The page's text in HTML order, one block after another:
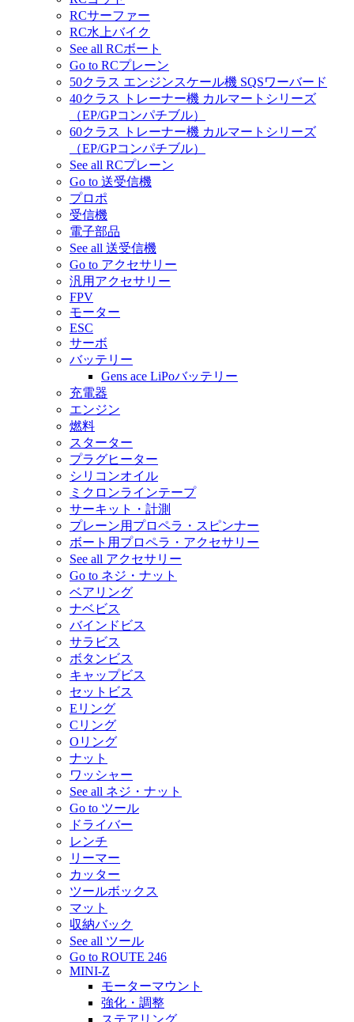
RCサーファー
RC水上バイク
See all RCボート
Go to RCプレーン
50クラス エンジンスケール機 SQSワーバード
40クラス トレーナー機 カルマートシリーズ
（EP/GPコンパチブル）
60クラス トレーナー機 カルマートシリーズ
（EP/GPコンパチブル）
See all RCプレーン
Go to 送受信機
プロポ
受信機
電子部品
See all 送受信機
Go to アクセサリー
汎用アクセサリー
FPV
モーター
ESC
サーボ
バッテリー
Gens ace LiPoバッテリー
充電器
エンジン
燃料
スターター
プラグヒーター
シリコンオイル
ミクロンラインテープ
サーキット・計測
プレーン用プロペラ・スピンナー
ボート用プロペラ・アクセサリー
See all アクセサリー
Go to ネジ・ナット
ベアリング
ナベビス
バインドビス
サラビス
ボタンビス
キャップビス
セットビス
Eリング
Cリング
Oリング
ナット
ワッシャー
See all ネジ・ナット
Go to ツール
ドライバー
レンチ
リーマー
カッター
ツールボックス
マット
収納バック
See all ツール
Go to ROUTE 246
MINI-Z
モーターマウント
強化・調整